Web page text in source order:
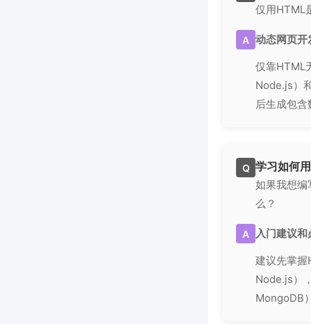
仅用HTML
A 动态网页开
仅靠HTML
Node.js）
后生成包
Q 学习如何
如果我想编
么？
A 入门建议
建议先掌握
Node.js）
MongoDB